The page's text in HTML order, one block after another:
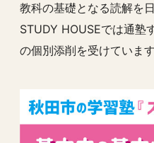
教科の基礎となる読解を
STUDY HOUSEでは通塾
の個別添削を受けています